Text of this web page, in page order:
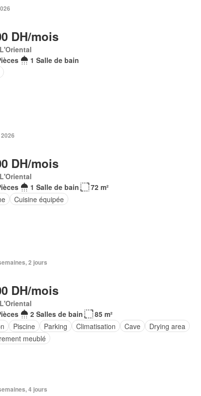
DH/mois
1 Salle de bain
DH/mois
1 Salle de bain
72 m²
Cuisine équipée
2 jours
DH/mois
2 Salles de bain
85 m²
Piscine Parking Climatisation Cave
Drying area
meublé
4 jours